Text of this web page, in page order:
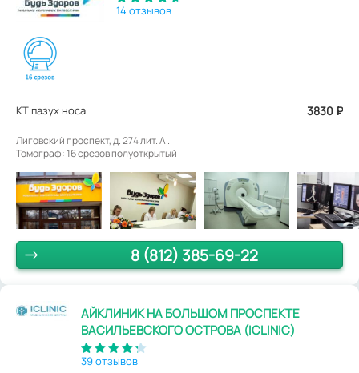
14 отзывов
КТ пазух носа 3830 ₽
Лиговский проспект, д. 274 лит. А .
Томограф: 16 срезов полуоткрытый
8 (812) 385-69-22
АЙКЛИНИК НА БОЛЬШОМ ПРОСПЕКТЕ
ВАСИЛЬЕВСКОГО ОСТРОВА (ICLINIC)
39 отзывов